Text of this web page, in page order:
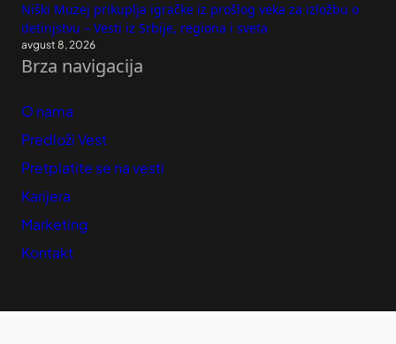
Niški Muzej prikuplja igračke iz prošlog veka za izložbu o
detinjstvu – Vesti iz Srbije, regiona i sveta
avgust 8, 2026
Brza navigacija
O nama
Predloži Vest
Pretplatite se na vesti
Karijera
Marketing
Kontakt